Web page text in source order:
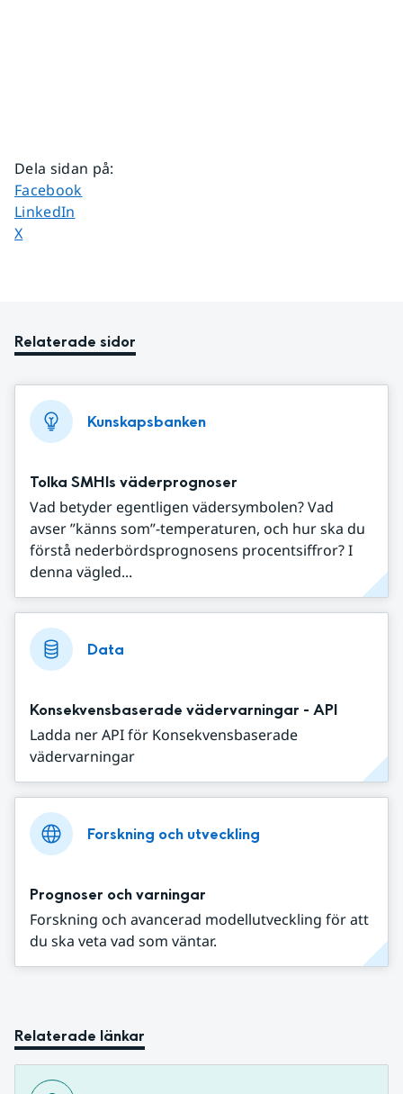
Dela sidan på:
Dela sidan på
Facebook
Dela sidan på
LinkedIn
Dela sidan på
X
Relaterade sidor
Kunskapsbanken
Tolka SMHIs väderprognoser
Vad betyder egentligen vädersymbolen? Vad
avser ”känns som”-temperaturen, och hur ska du
förstå nederbördsprognosens procentsiffror? I
denna vägled...
Data
Konsekvensbaserade vädervarningar - API
Ladda ner API för Konsekvensbaserade
vädervarningar
Forskning och utveckling
Prognoser och varningar
Forskning och avancerad modellutveckling för att
du ska veta vad som väntar.
Relaterade länkar